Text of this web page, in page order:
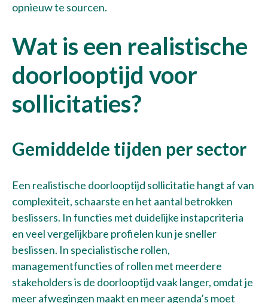
opnieuw te sourcen.
Wat is een realistische
doorlooptijd voor
sollicitaties?
Gemiddelde tijden per sector
Een realistische doorlooptijd sollicitatie hangt af van
complexiteit, schaarste en het aantal betrokken
beslissers. In functies met duidelijke instapcriteria
en veel vergelijkbare profielen kun je sneller
beslissen. In specialistische rollen,
managementfuncties of rollen met meerdere
stakeholders is de doorlooptijd vaak langer, omdat je
meer afwegingen maakt en meer agenda’s moet